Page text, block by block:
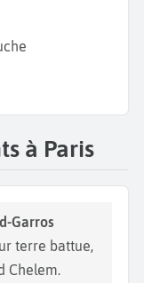
à Paris
Garros
terre battue,
Chelem.